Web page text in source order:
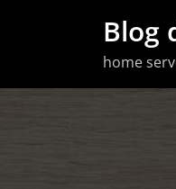
Blog
home